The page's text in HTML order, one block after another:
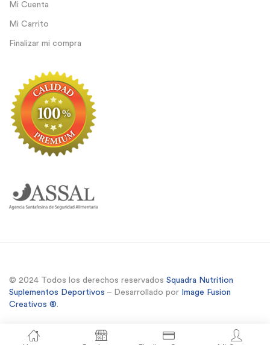
Mi Cuenta
Mi Carrito
Finalizar mi compra
© 2024 Todos los derechos reservados Squadra Nutrition
Suplementos Deportivos – Desarrollado por Image Fusion
Creativos ®.